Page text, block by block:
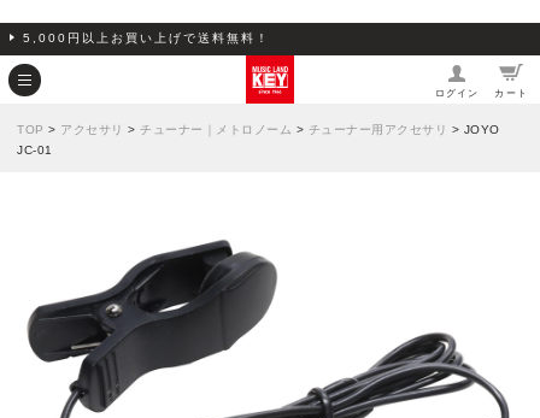
5,000円以上お買い上げで送料無料！
ログイン カート
TOP > アクセサリ > チューナー｜メトロノーム > チューナー用アクセサリ > JOYO
JC-01